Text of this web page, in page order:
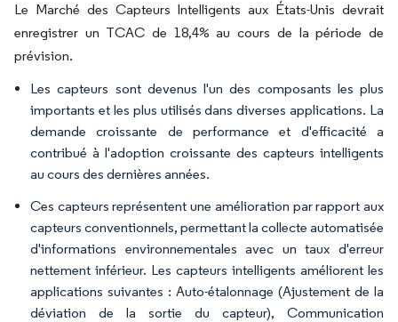
Le Marché des Capteurs Intelligents aux États-Unis devrait
enregistrer un TCAC de 18,4% au cours de la période de
prévision.
Les capteurs sont devenus l'un des composants les plus
importants et les plus utilisés dans diverses applications. La
demande croissante de performance et d'efficacité a
contribué à l'adoption croissante des capteurs intelligents
au cours des dernières années.
Ces capteurs représentent une amélioration par rapport aux
capteurs conventionnels, permettant la collecte automatisée
d'informations environnementales avec un taux d'erreur
nettement inférieur. Les capteurs intelligents améliorent les
applications suivantes : Auto-étalonnage (Ajustement de la
déviation de la sortie du capteur), Communication